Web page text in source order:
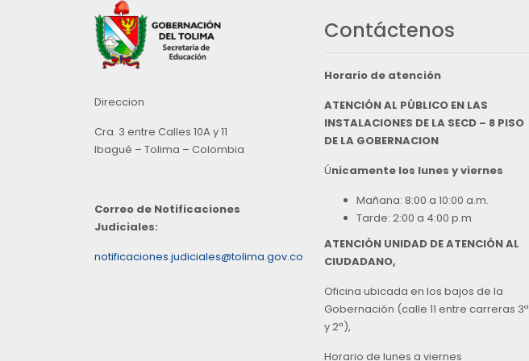
Direccion
Cra. 3 entre Calles 10A y 11
Ibagué – Tolima – Colombia
Correo de Notificaciones
Judiciales:
notificaciones.judiciales@tolima.gov.co
Contáctenos
Horario de atención
ATENCIÓN AL PÚBLICO EN LAS
INSTALACIONES DE LA SECD – 8 PISO
DE LA GOBERNACION
Únicamente los lunes y viernes
Mañana: 8:00 a 10:00 a.m.
Tarde: 2:00 a 4:00 p.m
ATENCIÓN UNIDAD DE ATENCIÓN AL
CIUDADANO,
Oficina ubicada en los bajos de la
Gobernación (calle 11 entre carreras 3ª
y 2ª),
Horario de lunes a viernes